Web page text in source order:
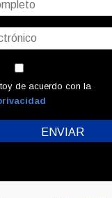
de acuerdo con la